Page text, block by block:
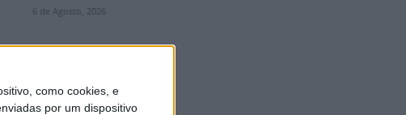
como cookies, e
por um dispositivo
6 de Agosto, 2026